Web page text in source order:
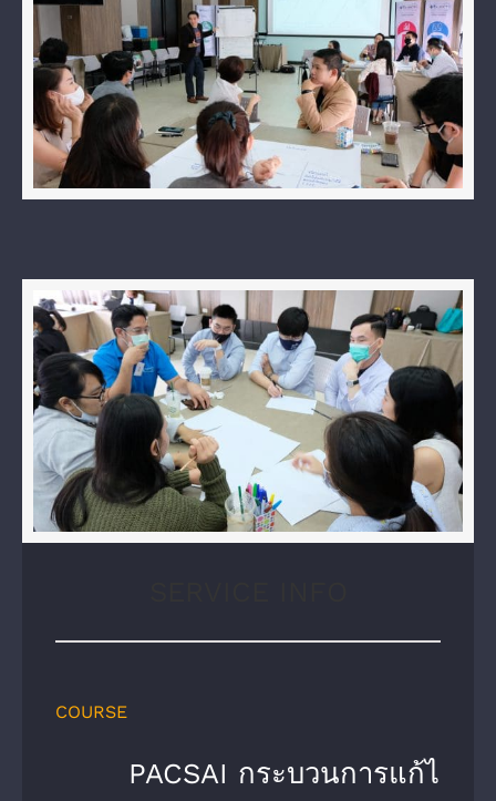
COURSE
PACSAI กระบวนการแก้ไขปั